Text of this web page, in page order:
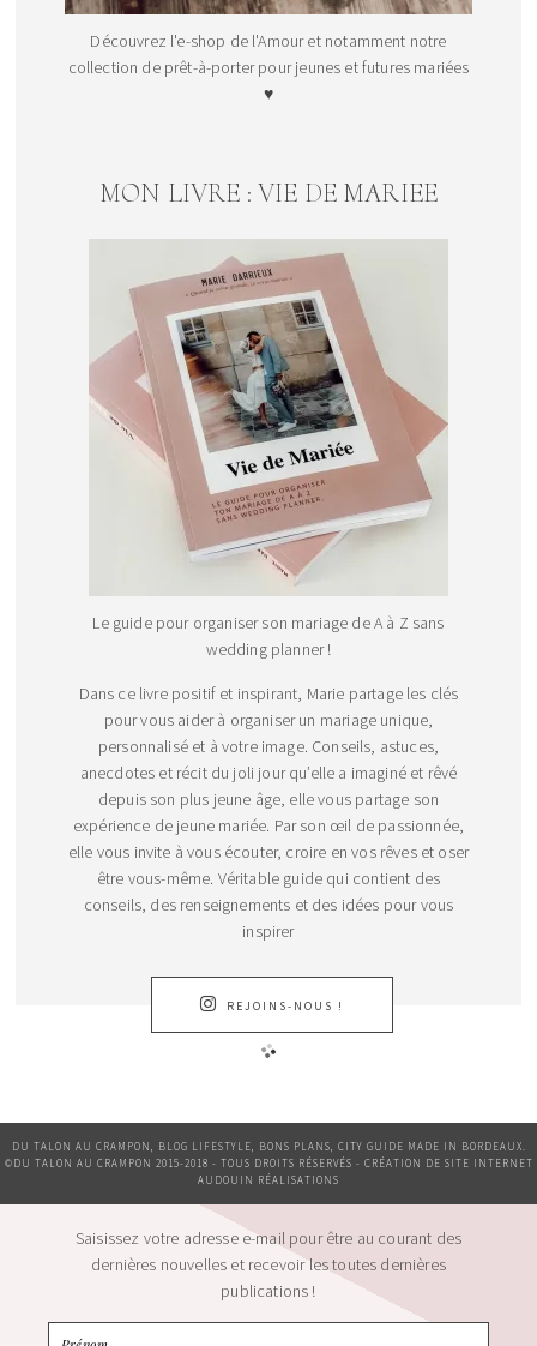
Découvrez l'e-shop de l'Amour et notamment notre
collection de prêt-à-porter pour jeunes et futures mariées
♥
MON LIVRE : VIE DE MARIEE
Le guide pour organiser son mariage de A à Z sans
wedding planner !
Dans ce livre positif et inspirant, Marie partage les clés
pour vous aider à organiser un mariage unique,
personnalisé et à votre image. Conseils, astuces,
anecdotes et récit du joli jour qu’elle a imaginé et rêvé
depuis son plus jeune âge, elle vous partage son
expérience de jeune mariée. Par son œil de passionnée,
elle vous invite à vous écouter, croire en vos rêves et oser
être vous-même. Véritable guide qui contient des
conseils, des renseignements et des idées pour vous
inspirer
REJOINS-NOUS !
DU TALON AU CRAMPON, BLOG LIFESTYLE, BONS PLANS, CITY GUIDE MADE IN BORDEAUX.
©DU TALON AU CRAMPON 2015-2018 - TOUS DROITS RÉSERVÉS - CRÉATION DE SITE INTERNET
AUDOUIN RÉALISATIONS
Saisissez votre adresse e-mail pour être au courant des
dernières nouvelles et recevoir les toutes dernières
publications !